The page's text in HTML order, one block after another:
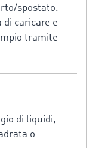
spostato.
di caricare e
tramite
di liquidi,
o